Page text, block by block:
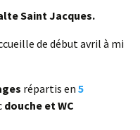
Saint Jacques.
de début avril à mi
répartis en 5
douche et WC